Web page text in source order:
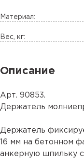
Материал:
Вес, кг:
Описание
Арт. 90853.
Держатель
Держатель
16 мм на бетонном
анкерную шпильку